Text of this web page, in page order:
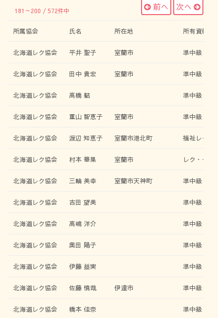
181～200 / 572件中 前へ 次へ
所属協会 氏名 所在地 所有資格
北海道レク協会 平井 聖子 室蘭市 準中級レク
北海道レク協会 田中 貴宏 室蘭市 準中級レク
北海道レク協会 髙橋 結 準中級レク
北海道レク協会 重山 智恵子 室蘭市 準中級レク
北海道レク協会 渡辺 知恵子 室蘭市港北町 福祉レク・
北海道レク協会 村本 華果 室蘭市 レク・イン
北海道レク協会 三輪 美幸 室蘭市天神町 準中級レク
北海道レク協会 吉田 望美 準中級レク
北海道レク協会 髙嶋 洋介 準中級レク
北海道レク協会 奥田 陽子 準中級レク
北海道レク協会 伊藤 益実 準中級レク
北海道レク協会 佐藤 慎哉 伊達市 準中級レク
北海道レク協会 橋本 佳奈 準中級レク